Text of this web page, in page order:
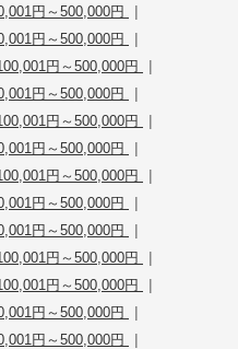
円～500,000円 |
円～500,000円 |
円～500,000円 |
円～500,000円 |
円～500,000円 |
円～500,000円 |
円～500,000円 |
円～500,000円 |
円～500,000円 |
円～500,000円 |
円～500,000円 |
円～500,000円 |
円～500,000円 |